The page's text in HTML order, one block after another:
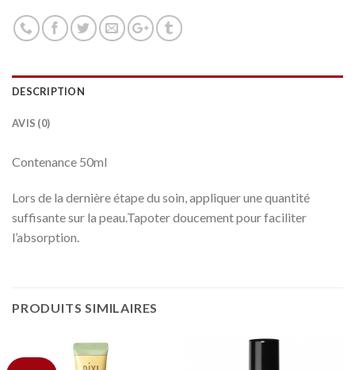
DESCRIPTION
AVIS (0)
Contenance 50ml
Lors de la dernière étape du soin, appliquer une quantité
suffisante sur la peau.Tapoter doucement pour faciliter
l’absorption.
PRODUITS SIMILAIRES